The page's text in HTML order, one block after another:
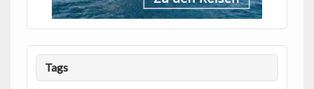
Tags